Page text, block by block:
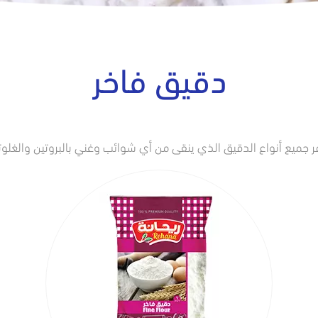
دقيق فاخر
جميع أنواع الدقيق الذي ينقى من أي شوائب وغني بالبروتين